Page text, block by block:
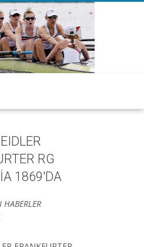
RG
1869'DA
HABERLER